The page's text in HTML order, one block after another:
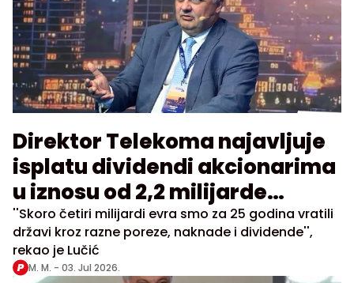
Direktor Telekoma najavljuje
isplatu dividendi akcionarima
u iznosu od 2,2 milijarde
dinara
''Skoro četiri milijardi evra smo za 25 godina vratili
državi kroz razne poreze, naknade i dividende'',
rekao je Lučić
M. M. - 03. Jul 2026.